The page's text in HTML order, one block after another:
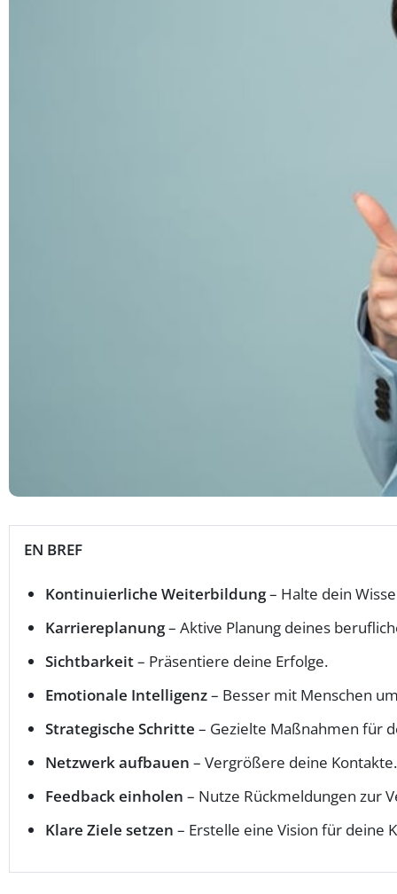
EN BREF
Kontinuierliche Weiterbildung– Halte dein
Karriereplanung– Aktive Planung deines
Sichtbarkeit– Präsentiere deine Erfolge.
Emotionale Intelligenz– Besser mit Menschen
Strategische Schritte – Gezielte Maßnahmen für
Netzwerk aufbauen – Vergrößere deine Kontakte.
Feedback einholen – Nutze Rückmeldungen zur
Klare Ziele setzen – Erstelle eine Vision für deine